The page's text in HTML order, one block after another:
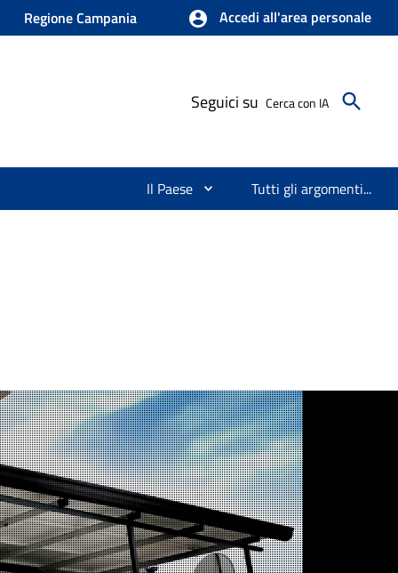
Regione Campania Accedi all'area personale
Seguici su Cerca con IA
Il Paese Tutti gli argomenti...